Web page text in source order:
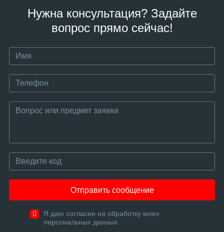
Нужна консультация? Задайте
вопрос прямо сейчас!
Отправить сообщение
Я даю согласие на обработку моих
персональных данных